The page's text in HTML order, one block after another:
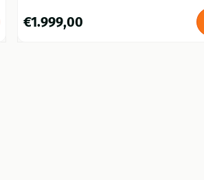
Prijs: 1 999,00
€1.999,00